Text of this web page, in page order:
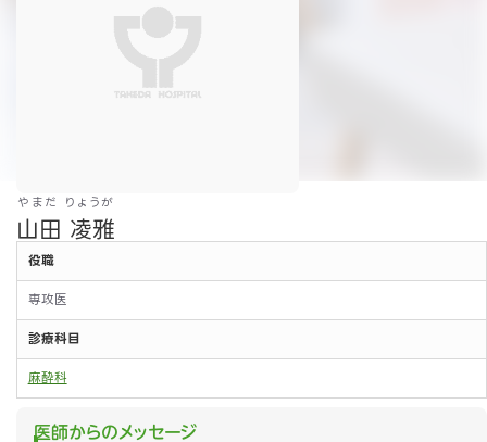
山田 凌雅
やまだ りょうが
役職
専攻医
診療科目
麻酔科
医師からのメッセージ